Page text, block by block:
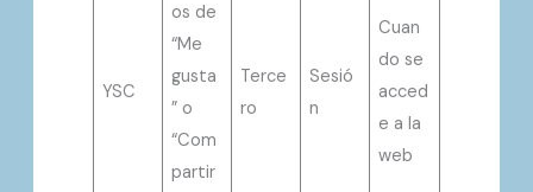
YSC
os de
“Me
gusta
” o
“Com
partir
Terce
ro
Sesió
n
Cuan
do se
acced
e a la
web